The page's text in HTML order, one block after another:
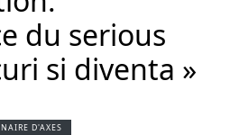
du serious
si diventa »
D'AXES